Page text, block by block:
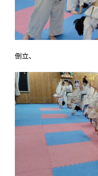
倒立、